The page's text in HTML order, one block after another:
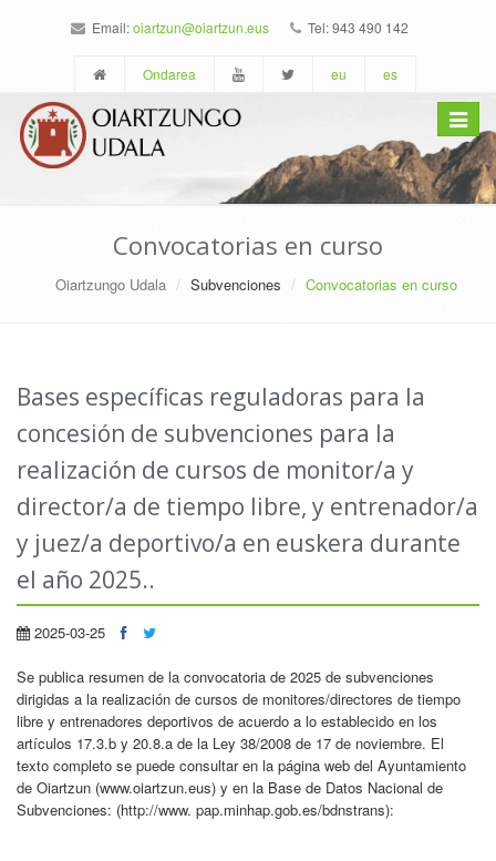
Email:oiartzun@oiartzun.eus Tel: 943 490 142
Ondarea eu es
Toggle
Convocatorias en curso
Oiartzungo Udala Subvenciones Convocatorias en curso
Bases específicas reguladoras para la
concesión de subvenciones para la
realización de cursos de monitor/a y
director/a de tiempo libre, y entrenador/a
y juez/a deportivo/a en euskera durante
el año 2025..
2025-03-25
Se publica resumen de la convocatoria de 2025 de subvenciones
dirigidas a la realización de cursos de monitores/directores de tiempo
libre y entrenadores deportivos de acuerdo a lo establecido en los
artículos 17.3.b y 20.8.a de la Ley 38/2008 de 17 de noviembre. El
texto completo se puede consultar en la página web del Ayuntamiento
de Oiartzun (www.oiartzun.eus) y en la Base de Datos Nacional de
Subvenciones: (http://www. pap.minhap.gob.es/bdnstrans):